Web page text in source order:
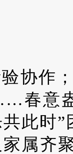
协作
春意
此时
属齐